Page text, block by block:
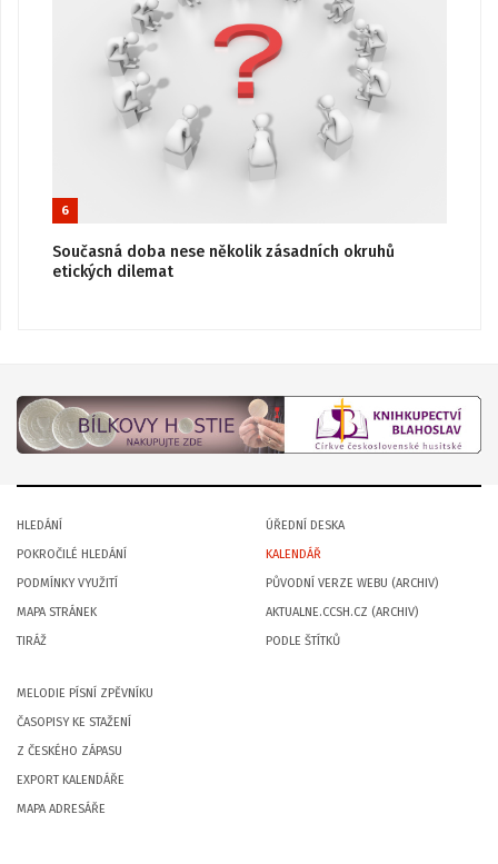
6
Současná doba nese několik zásadních okruhů
etických dilemat
HLEDÁNÍ
POKROČILÉ HLEDÁNÍ
PODMÍNKY VYUŽITÍ
MAPA STRÁNEK
TIRÁŽ
ÚŘEDNÍ DESKA
KALENDÁŘ
PŮVODNÍ VERZE WEBU (ARCHIV)
AKTUALNE.CCSH.CZ (ARCHIV)
PODLE ŠTÍTKŮ
MELODIE PÍSNÍ ZPĚVNÍKU
ČASOPISY KE STAŽENÍ
Z ČESKÉHO ZÁPASU
EXPORT KALENDÁŘE
MAPA ADRESÁŘE